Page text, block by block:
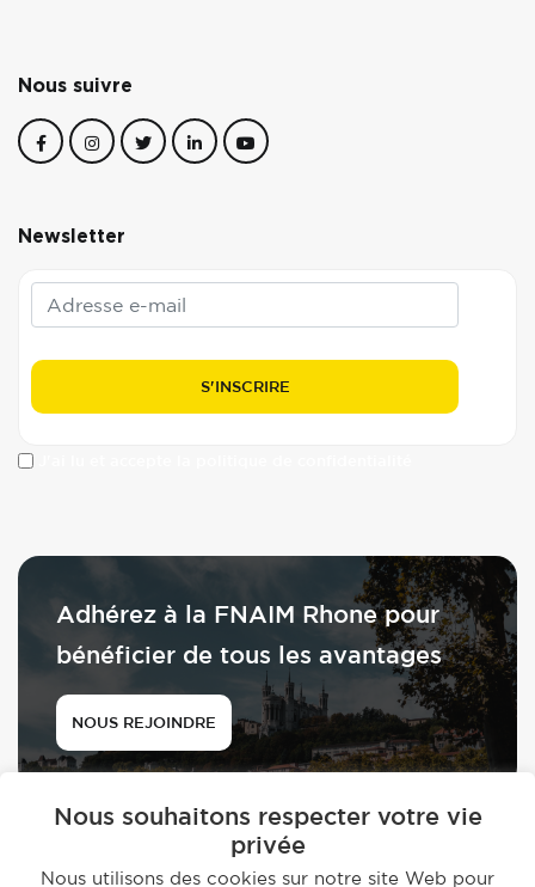
Nous suivre
Newsletter
Adhérez à la FNAIM Rhone pour
bénéficier de tous les avantages
NOUS REJOINDRE
Nous souhaitons respecter votre vie
privée
Nous utilisons des cookies sur notre site Web pour